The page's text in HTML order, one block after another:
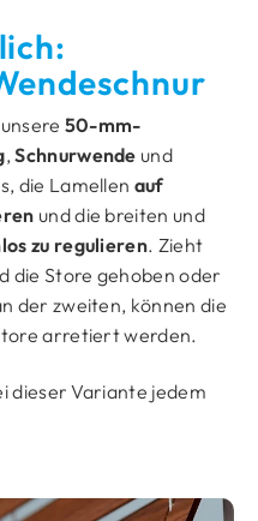
50-mm-
,Schnurwende und
die Lamellen auf
und die breiten und
zu regulieren. Zieht
die Store gehoben oder
der zweiten, können die
arretiert werden.
dieser Variante jedem